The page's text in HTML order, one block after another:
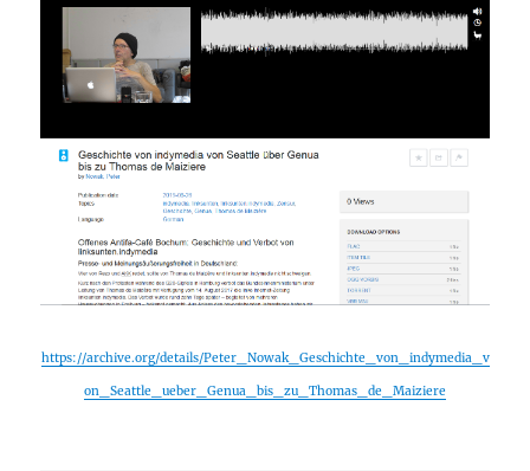
https://archive.org/details/Peter_Nowak_Geschichte_von_indymedia_v
on_Seattle_ueber_Genua_bis_zu_Thomas_de_Maiziere